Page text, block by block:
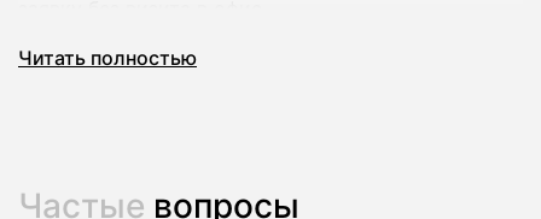
требовательные задачи - удаленную работу,
Читать полностью
Частые вопросы